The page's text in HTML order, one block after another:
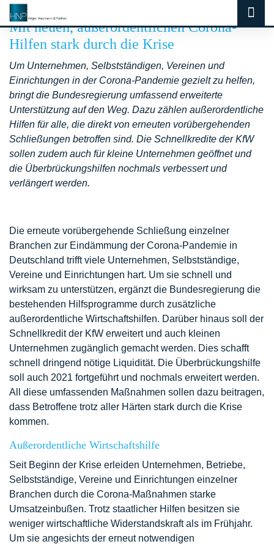
Mit neuen, außerordentlichen Corona-
Hilfen stark durch die Krise
Um Unternehmen, Selbstständigen, Vereinen und
Einrichtungen in der Corona-Pandemie gezielt zu helfen,
bringt die Bundesregierung umfassend erweiterte
Unterstützung auf den Weg. Dazu zählen außerordentliche
Hilfen für alle, die direkt von erneuten vorübergehenden
Schließungen betroffen sind. Die Schnellkredite der KfW
sollen zudem auch für kleine Unternehmen geöffnet und
die Überbrückungshilfen nochmals verbessert und
verlängert werden.
Die erneute vorübergehende Schließung einzelner
Branchen zur Eindämmung der Corona-Pandemie in
Deutschland trifft viele Unternehmen, Selbstständige,
Vereine und Einrichtungen hart. Um sie schnell und
wirksam zu unterstützen, ergänzt die Bundesregierung die
bestehenden Hilfsprogramme durch zusätzliche
außerordentliche Wirtschaftshilfen. Darüber hinaus soll der
Schnellkredit der KfW erweitert und auch kleinen
Unternehmen zugänglich gemacht werden. Dies schafft
schnell dringend nötige Liquidität. Die Überbrückungshilfe
soll auch 2021 fortgeführt und nochmals erweitert werden.
All diese umfassenden Maßnahmen sollen dazu beitragen,
dass Betroffene trotz aller Härten stark durch die Krise
kommen.
Außerordentliche Wirtschaftshilfe
Seit Beginn der Krise erleiden Unternehmen, Betriebe,
Selbstständige, Vereine und Einrichtungen einzelner
Branchen durch die Corona-Maßnahmen starke
Umsatzeinbußen. Trotz staatlicher Hilfen besitzen sie
weniger wirtschaftliche Widerstandskraft als im Frühjahr.
Um sie angesichts der erneut notwendigen